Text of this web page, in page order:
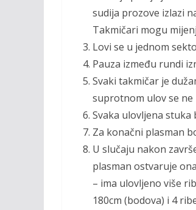
sudija prozove izlazi
Takmičari mogu
Lovi se u jednom
Pauza između rundi
Svaki takmičar je
suprotnom ulov se ne
Svaka ulovljena stuka
Za konačni plasman
U slučaju nakon
plasman ostvaruje
– ima ulovljeno više
180cm (bodova) i 4